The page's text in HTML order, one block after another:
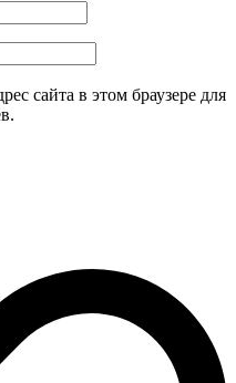
сайта в этом браузере для